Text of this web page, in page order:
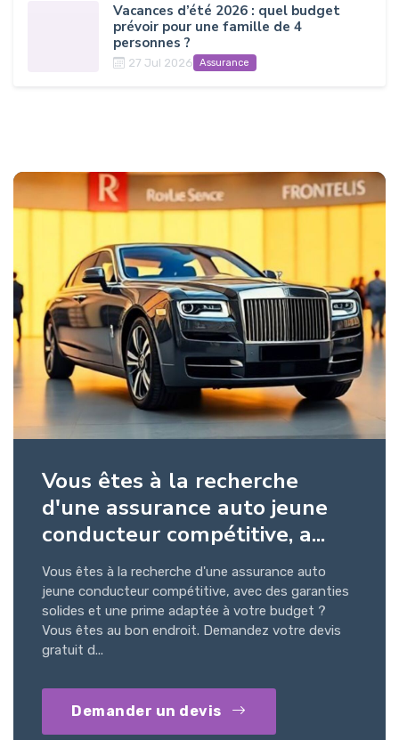
Vacances d’été 2026 : quel budget
prévoir pour une famille de 4
personnes ?
27 Jul 2026 Assurance
Vous êtes à la recherche
d'une assurance auto jeune
conducteur compétitive, a...
Vous êtes à la recherche d'une assurance auto
jeune conducteur compétitive, avec des garanties
solides et une prime adaptée à votre budget ?
Vous êtes au bon endroit. Demandez votre devis
gratuit d...
Demander un devis